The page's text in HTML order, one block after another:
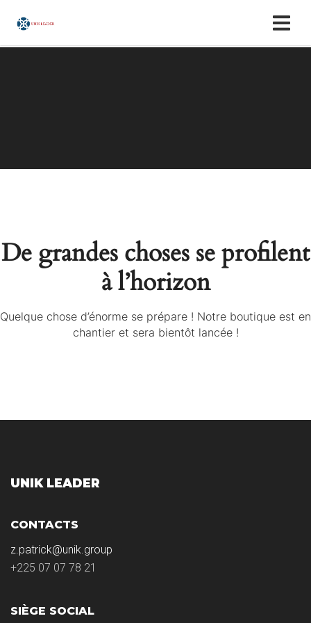
De grandes choses se profilent
à l’horizon
Quelque chose d’énorme se prépare ! Notre boutique est en
chantier et sera bientôt lancée !
UNIK LEADER
CONTACTS
z.patrick@unik.group
+225 07 07 78 21
SIÈGE SOCIAL